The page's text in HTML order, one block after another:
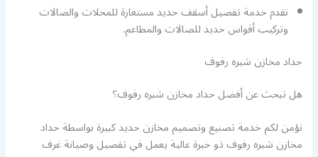
نقدم خدمة تفصيل أسقف حديد مستعارة للمحلات والصالات
وتركيب أقواس حديد للصالات والمطاعم.
حداد مخازن شبره رفوف
هل تبحث عن أفضل حداد مخازن شبره رفوف؟
نؤمن لكم خدمة تصنيع وتصميم مخازن حديد كبيرة بواسطة حداد
مخازن شبره رفوف ذو خبرة عالية يعمل في تفصيل وصيانة غرف